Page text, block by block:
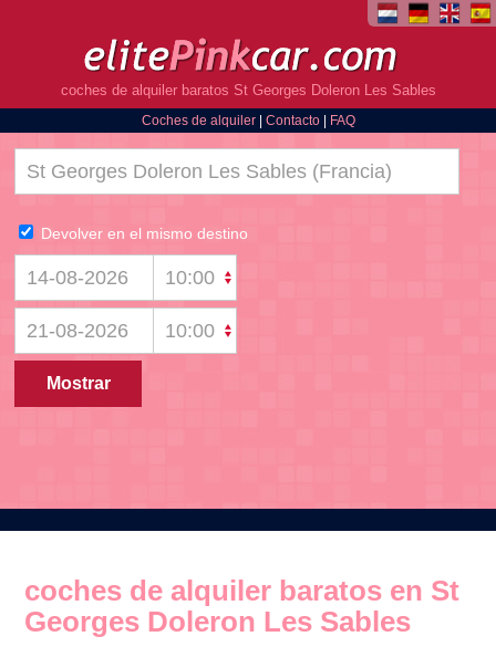
coches de alquiler baratos St Georges Doleron Les Sables
Coches de alquiler| Contacto| FAQ
coches de alquiler baratos en St
Georges Doleron Les Sables
Devolver en el mismo destino